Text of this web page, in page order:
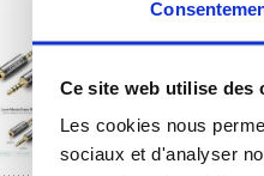
Ce site web utilise des
Les cookies nous
sociaux et d'analyser